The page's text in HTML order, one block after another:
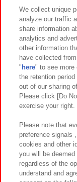
イベント・キャ
関連会社
プライバシーポリ
お取引先さ
カスタマーハラスメ
We collect unique
analyze our traffic
share information
analytics and
other information
have collected
" here" to see more
the retention
out of our sharing
Please click [Do
exercise your right.
Please note that
preference signals
cookies and other
you will be
regardless of the
understand and